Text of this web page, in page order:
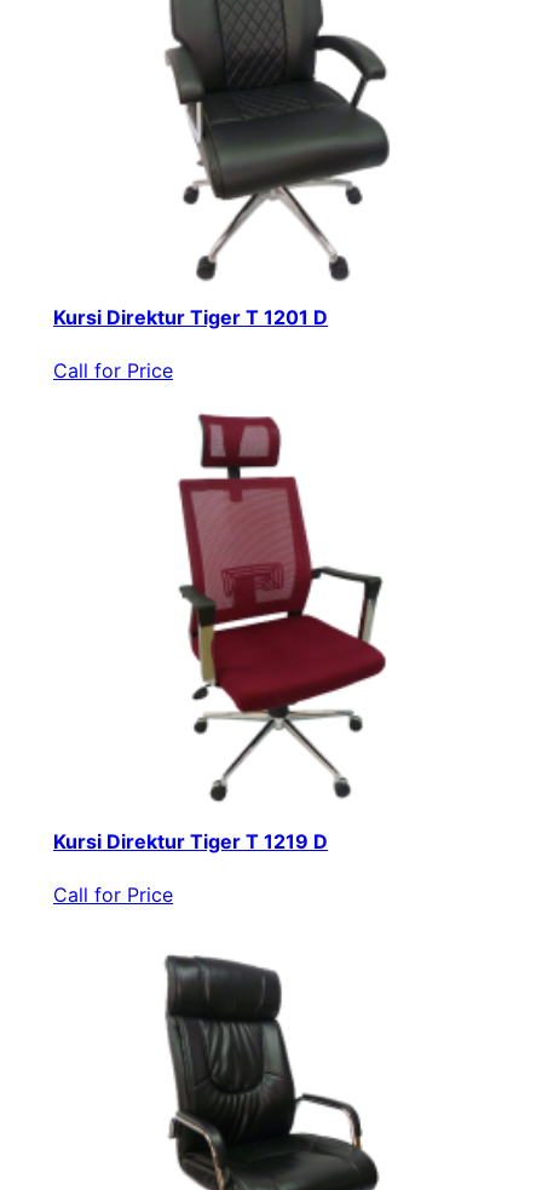
Kursi Direktur Tiger T 1201 D
Call for Price
Kursi Direktur Tiger T 1219 D
Call for Price